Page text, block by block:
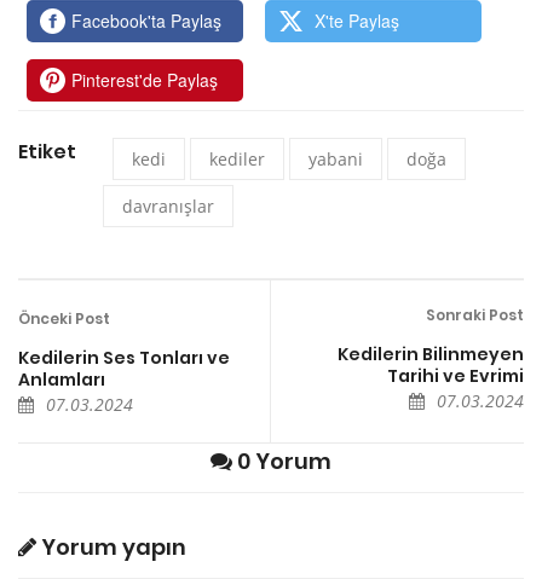
Facebook'ta Paylaş
X'te Paylaş
Pinterest'de Paylaş
Etiket kedi kediler yabani doğa
davranışlar
Önceki Post
Kedilerin Ses Tonları ve
Anlamları
07.03.2024
Sonraki Post
Kedilerin Bilinmeyen
Tarihi ve Evrimi
07.03.2024
0 Yorum
Yorum yapın